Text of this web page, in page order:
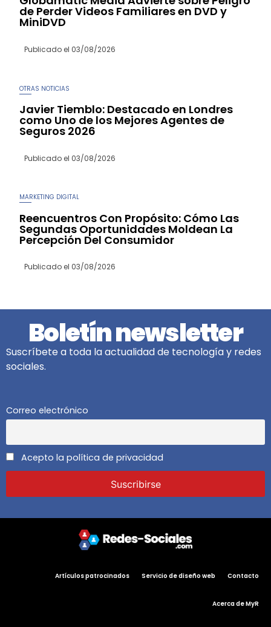
de Perder Videos Familiares en DVD y
MiniDVD
Publicado el 03/08/2026
OTRAS NOTICIAS
Javier Tiemblo: Destacado en Londres
como Uno de los Mejores Agentes de
Seguros 2026
Publicado el 03/08/2026
MARKETING DIGITAL
Reencuentros Con Propósito: Cómo Las
Segundas Oportunidades Moldean La
Percepción Del Consumidor
Publicado el 03/08/2026
Boletín newsletter
Suscríbete a toda la actualidad de tecnología y redes
sociales.
Correo electrónico
Acepto la política de privacidad
Artículos patrocinados Servicio de diseño web Contacto
Acerca de MyR